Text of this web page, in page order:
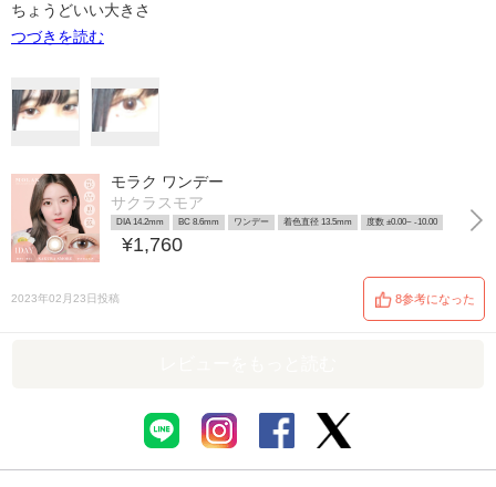
ちょうどいい大きさ
つづきを読む
モラク ワンデー
サクラスモア
DIA 14.2mm BC 8.6mm ワンデー 着色直径 13.5mm 度数 ±0.00~ -10.00
¥1,760
2023年02月23日投稿 8参考になった